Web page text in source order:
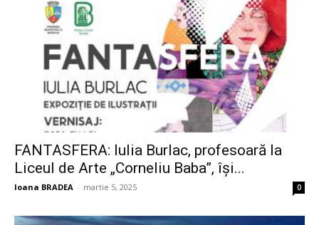
FANTASFERA: Iulia Burlac, profesoară la
Liceul de Arte „Corneliu Baba”, își...
Ioana BRADEA - martie 5, 2025 0